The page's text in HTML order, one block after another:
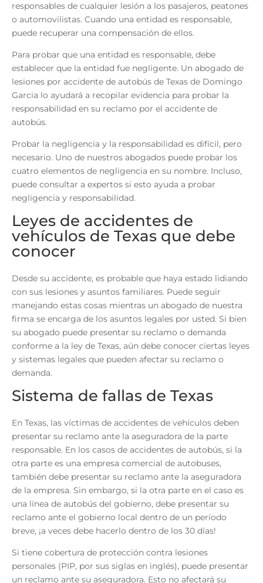
responsables de cualquier lesión a los pasajeros, peatones
o automovilistas. Cuando una entidad es responsable,
puede recuperar una compensación de ellos.
Para probar que una entidad es responsable, debe
establecer que la entidad fue negligente. Un abogado de
lesiones por accidente de autobús de Texas de Domingo
Garcia lo ayudará a recopilar evidencia para probar la
responsabilidad en su reclamo por el accidente de
autobús.
Probar la negligencia y la responsabilidad es difícil, pero
necesario. Uno de nuestros abogados puede probar los
cuatro elementos de negligencia en su nombre. Incluso,
puede consultar a expertos si esto ayuda a probar
negligencia y responsabilidad.
Leyes de accidentes de
vehículos de Texas que debe
conocer
Desde su accidente, es probable que haya estado lidiando
con sus lesiones y asuntos familiares. Puede seguir
manejando estas cosas mientras un abogado de nuestra
firma se encarga de los asuntos legales por usted. Si bien
su abogado puede presentar su reclamo o demanda
conforme a la ley de Texas, aún debe conocer ciertas leyes
y sistemas legales que pueden afectar su reclamo o
demanda.
Sistema de fallas de Texas
En Texas, las víctimas de accidentes de vehículos deben
presentar su reclamo ante la aseguradora de la parte
responsable. En los casos de accidentes de autobús, si la
otra parte es una empresa comercial de autobuses,
también debe presentar su reclamo ante la aseguradora
de la empresa. Sin embargo, si la otra parte en el caso es
una línea de autobús del gobierno, debe presentar su
reclamo ante el gobierno local dentro de un período
breve, ¡a veces debe hacerlo dentro de los 30 días!
Si tiene cobertura de protección contra lesiones
personales (PIP, por sus siglas en inglés), puede presentar
un reclamo ante su aseguradora. Esto no afectará su